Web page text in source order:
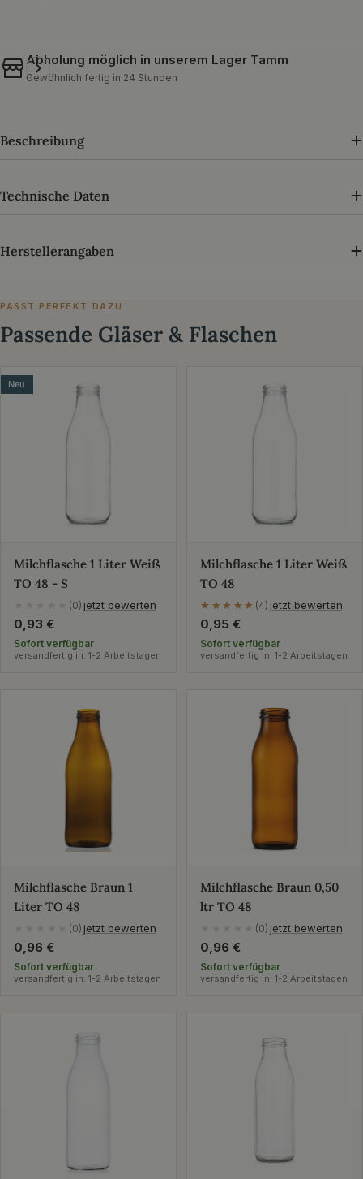
Abholung möglich in unserem Lager Tamm
Gewöhnlich fertig in 24 Stunden
Beschreibung
Technische Daten
Herstellerangaben
PASST PERFEKT DAZU
Passende Gläser & Flaschen
Neu
Milchflasche 1 Liter Weiß
TO 48 - S
(0) jetzt bewerten
Regulärer
Preis
0,93 €
Sofort verfügbar
versandfertig in: 1-2 Arbeitstagen
Milchflasche 1 Liter Weiß
TO 48
★★★★★
★★★★★ (4) jetzt bewerten
Regulärer
Preis
0,95 €
Sofort verfügbar
versandfertig in: 1-2 Arbeitstagen
Milchflasche Braun 1
Liter TO 48
(0) jetzt bewerten
Regulärer
Preis
0,96 €
Sofort verfügbar
versandfertig in: 1-2 Arbeitstagen
Milchflasche Braun 0,50
ltr TO 48
(0) jetzt bewerten
Regulärer
Preis
0,96 €
Sofort verfügbar
versandfertig in: 1-2 Arbeitstagen